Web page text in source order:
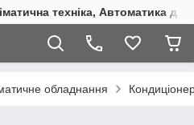
техніка, Автоматика
обладнання